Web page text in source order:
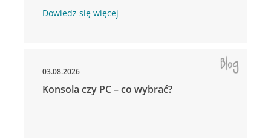
Dowiedz się więcej
03.08.2026
Konsola czy PC – co wybrać?